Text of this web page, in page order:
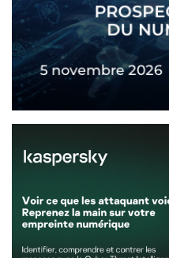
Articles Recents
Côte
Hambol